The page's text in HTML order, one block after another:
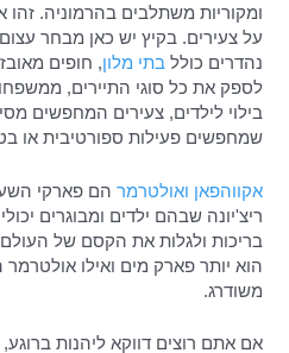
ומקוריות משתלבים בהרמוניה. זהו
על צעירים. בקיץ יש כאן מבחר עצום
נהדרים כוללבתי מלון, חופים
לספק את כל סוגי התיירים,
בילוי לילדים, צעירים המחפשים
שמחפשים פעילות ספורטיבית או
אקווהפאן ואולטרמר הם פארקי
ריצ'יונה שבהם ילדים ומבוגרים
בריכות ולגלות את הקסם של העולם
הוא יותר פארק מים ואילו אולטרמר
משודרג.
אם אתם רוצים דווקא ליהנות ברוגע,